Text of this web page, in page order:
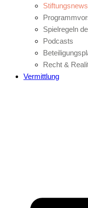
Stiftungsnews
Spielregeln
Podcasts
Recht &
Vermittlung